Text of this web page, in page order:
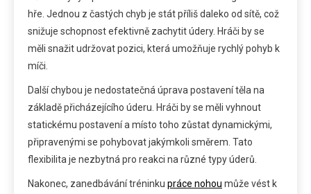
hře. Jednou z častých chyb je stát příliš daleko od sítě, což
snižuje schopnost efektivně zachytit údery. Hráči by se
měli snažit udržovat pozici, která umožňuje rychlý pohyb k
míči.
Další chybou je nedostatečná úprava postavení těla na
základě přicházejícího úderu. Hráči by se měli vyhnout
statickému postavení a místo toho zůstat dynamickými,
připravenými se pohybovat jakýmkoli směrem. Tato
flexibilita je nezbytná pro reakci na různé typy úderů.
Nakonec, zanedbávání tréninku práce nohou může vést k